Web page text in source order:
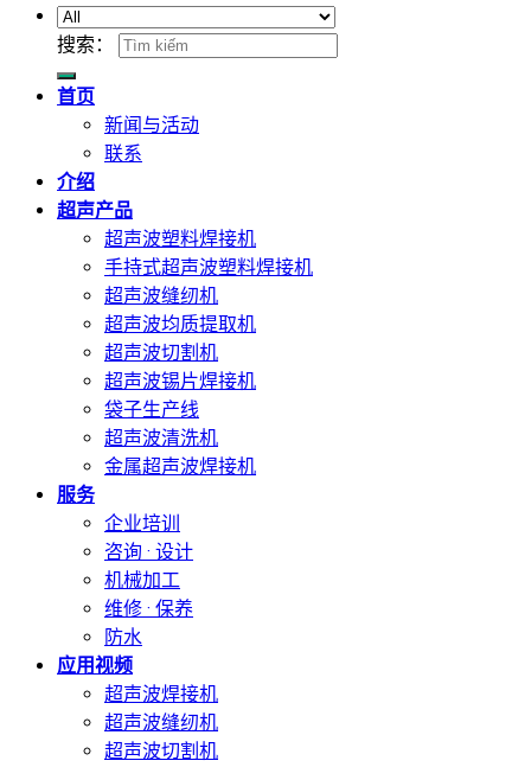
搜索：
首页
新闻与活动
联系
介绍
超声产品
超声波塑料焊接机
手持式超声波塑料焊接机
超声波缝纫机
超声波均质提取机
超声波切割机
超声波锡片焊接机
袋子生产线
超声波清洗机
金属超声波焊接机
服务
企业培训
咨询 · 设计
机械加工
维修 · 保养
防水
应用视频
超声波焊接机
超声波缝纫机
超声波切割机